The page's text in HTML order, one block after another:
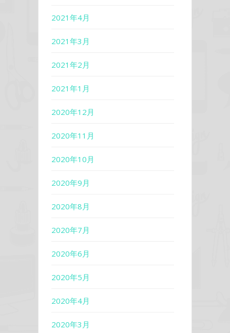
2021年4月
2021年3月
2021年2月
2021年1月
2020年12月
2020年11月
2020年10月
2020年9月
2020年8月
2020年7月
2020年6月
2020年5月
2020年4月
2020年3月